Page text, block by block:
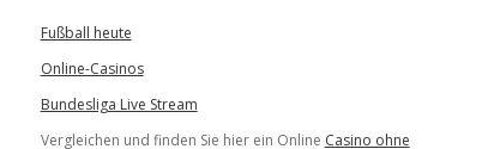
Fußball heute
Online-Casinos
Bundesliga Live Stream
Vergleichen und finden Sie hier ein Online Casino ohne